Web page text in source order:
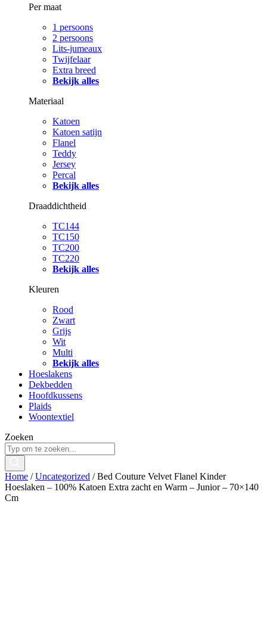
Per maat
1 persoons
2 persoons
Lits-jumeaux
Twijfelaar
Extra breed
Bekijk alles
Materiaal
Katoen
Katoen satijn
Flanel
Teddy
Jersey
Percal
Bekijk alles
Draaddichtheid
TC144
TC150
TC200
TC220
Bekijk alles
Kleuren
Rood
Zwart
Grijs
Wit
Multi
Bekijk alles
Hoeslakens
Dekbedden
Hoofdkussens
Plaids
Woontextiel
Zoeken
Home /Uncategorized / Bed Couture Velvet Flanel Kinder
Hoeslaken – 100% Katoen Extra zacht en Warm – Junior – 70×140
Cm